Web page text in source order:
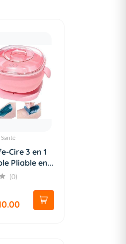
Cire 3 en 1
Pliable en...
(0)